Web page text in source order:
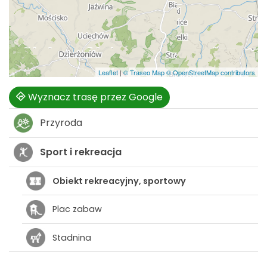
Leaflet|© Traseo Map© OpenStreetMap contributors
Wyznacz trasę przez Google
Przyroda
Sport i rekreacja
Obiekt rekreacyjny, sportowy
Plac zabaw
Stadnina